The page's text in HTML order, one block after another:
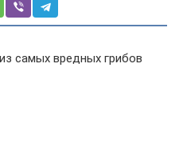
самых вредных грибов